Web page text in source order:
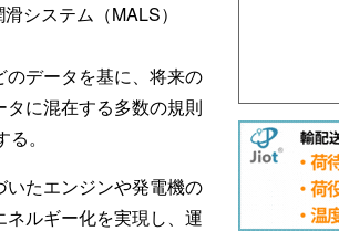
システム（MALS）
データを基に、将来の
に混在する多数の規則
。
たエンジンや発電機の
ルギー化を実現し、運